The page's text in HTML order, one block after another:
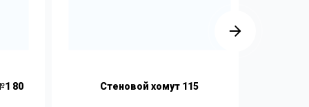
80 Стеновой хомут 115